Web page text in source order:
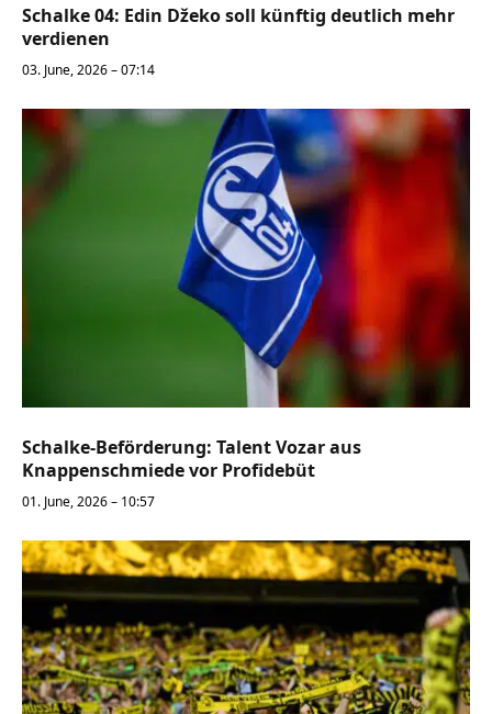
Schalke 04: Edin Džeko soll künftig deutlich mehr
verdienen
03. June, 2026 – 07:14
Schalke-Beförderung: Talent Vozar aus
Knappenschmiede vor Profidebüt
01. June, 2026 – 10:57